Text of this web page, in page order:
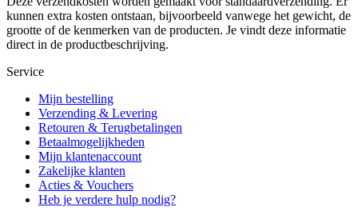
kunnen extra kosten ontstaan, bijvoorbeeld vanwege het gewicht, de
grootte of de kenmerken van de producten. Je vindt deze informatie
direct in de productbeschrijving.
Service
Mijn bestelling
Verzending & Levering
Retouren & Terugbetalingen
Betaalmogelijkheden
Mijn klantenaccount
Zakelijke klanten
Acties & Vouchers
Heb je verdere hulp nodig?